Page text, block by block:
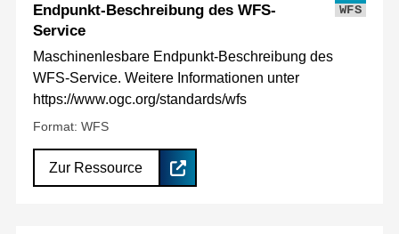
Endpunkt-Beschreibung des WFS-
Service
WFS
Maschinenlesbare Endpunkt-Beschreibung des
WFS-Service. Weitere Informationen unter
https://www.ogc.org/standards/wfs
Format: WFS
Zur Ressource